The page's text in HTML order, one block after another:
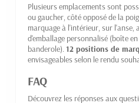
Plusieurs emplacements sont
ou gaucher, côté opposé de la
marquage à l'intérieur, sur l'anse,
d'emballage personnalisé (boîte
banderole). 12 positions de
envisageables selon le rendu
FAQ
Découvrez les réponses aux